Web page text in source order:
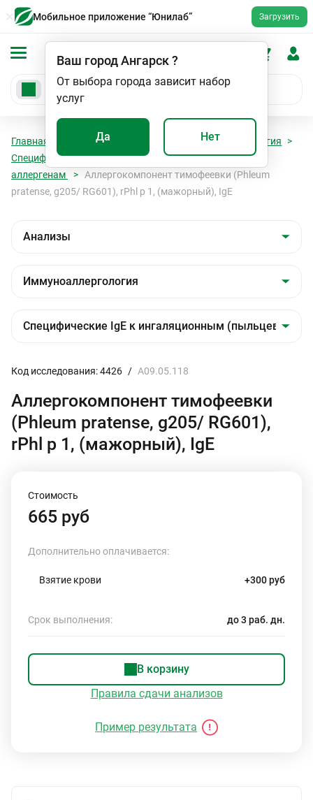
Мобильное приложение “Юнилаб” Загрузить
Ваш городАнгарск?
От выбора города зависит набор
услуг
Да Нет
Главная Анализы
Иммуноаллергология
Специфические IgE к ингаляционным (пыльцевым)
аллергенам
Аллергокомпонент тимофеевки (Phleum
pratense, g205/ RG601), rPhl p 1, (мажорный), IgE
Код исследования: 4426 / A09.05.118
Аллергокомпонент тимофеевки
(Phleum pratense, g205/ RG601),
rPhl p 1, (мажорный), IgE
Стоимость
665 руб
Дополнительно оплачивается:
Взятие крови +300 руб
Срок выполнения: до 3 раб. дн.
В корзину
Правила сдачи анализов
Пример результата